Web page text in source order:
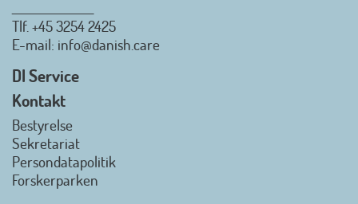
Danish.Care - Branchen for
hjælpemidler og
Danish.Care fra den 01. juli 2026
officielt kan kalde sig for
medlemsforening i DI - Dansk
Tlf. +45 3254 2425
E-mail: info@danish.care
DI Service
Kontakt
Bestyrelse
Sekretariat
Persondatapolitik
Forskerparken